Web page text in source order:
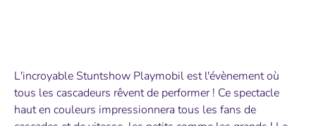
L'incroyable Stuntshow Playmobil est l'évènement où
tous les cascadeurs rêvent de performer ! Ce spectacle
haut en couleurs impressionnera tous les fans de